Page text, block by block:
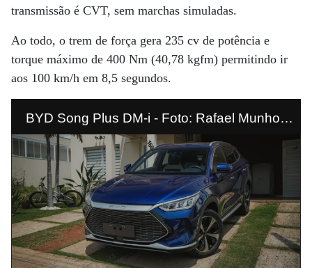
transmissão é CVT, sem marchas simuladas.
Ao todo, o trem de força gera 235 cv de potência e
torque máximo de 400 Nm (40,78 kgfm) permitindo ir
aos 100 km/h em 8,5 segundos.
BYD Song Plus DM-i - Foto: Rafael Munhoz
(Divulgação)